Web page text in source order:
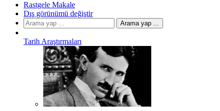
Rastgele Makale
Dış görünümü değiştir
Arama yap ...
Tarih Araştırmaları